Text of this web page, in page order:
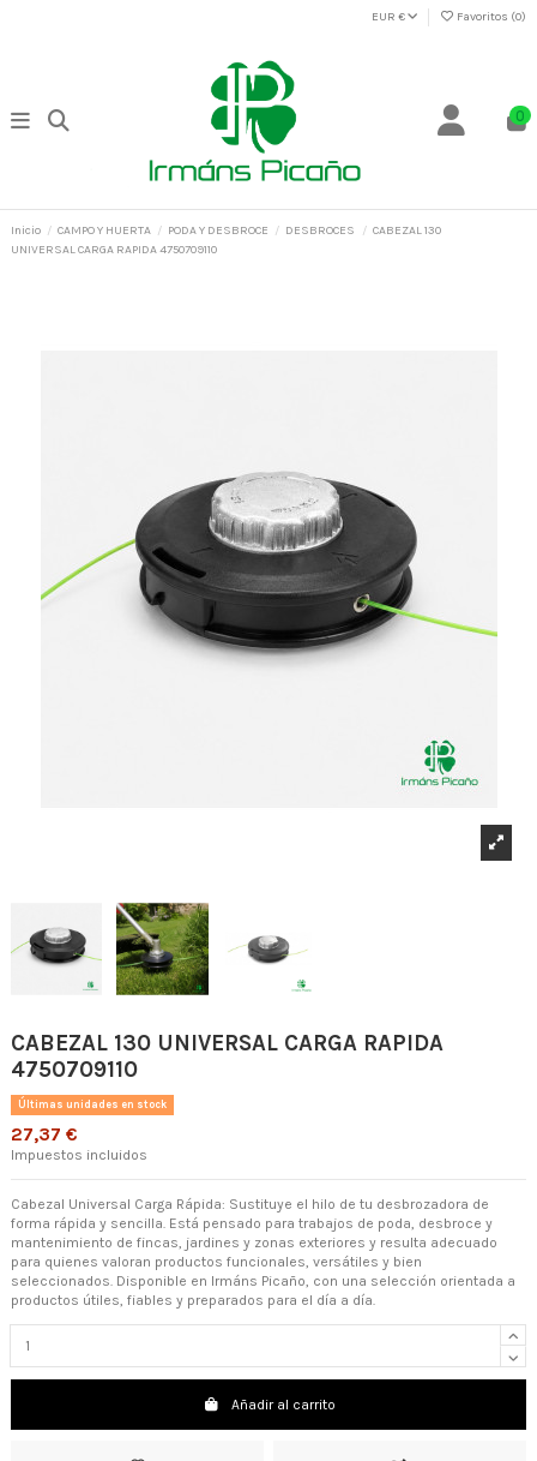
EUR € Favoritos (0)
0
Inicio CAMPO Y HUERTA PODA Y DESBROCE DESBROCES
CABEZAL 130
UNIVERSAL CARGA RAPIDA 4750709110
CABEZAL 130 UNIVERSAL CARGA RAPIDA
4750709110
Últimas unidades en stock
27,37 €
Impuestos incluidos
Cabezal Universal Carga Rápida: Sustituye el hilo de tu desbrozadora de
forma rápida y sencilla. Está pensado para trabajos de poda, desbroce y
mantenimiento de fincas, jardines y zonas exteriores y resulta adecuado
para quienes valoran productos funcionales, versátiles y bien
seleccionados. Disponible en Irmáns Picaño, con una selección orientada a
productos útiles, fiables y preparados para el día a día.
Añadir al carrito